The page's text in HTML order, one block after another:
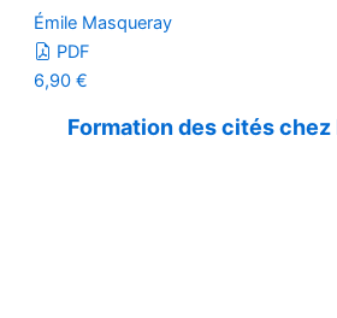
Émile Masqueray
PDF
6,90 €
Formation des cités